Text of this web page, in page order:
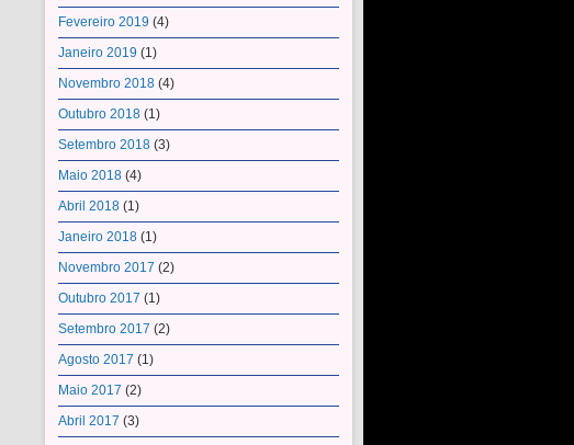
Fevereiro 2019 (4)
Janeiro 2019 (1)
Novembro 2018 (4)
Outubro 2018 (1)
Setembro 2018 (3)
Maio 2018 (4)
Abril 2018 (1)
Janeiro 2018 (1)
Novembro 2017 (2)
Outubro 2017 (1)
Setembro 2017 (2)
Agosto 2017 (1)
Maio 2017 (2)
Abril 2017 (3)